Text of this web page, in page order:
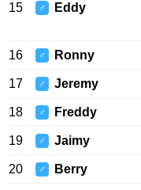
15 ♂ Eddy
16 ♂ Ronny
17 ♂ Jeremy
18 ♂ Freddy
19 ♂ Jaimy
20 ♂ Berry